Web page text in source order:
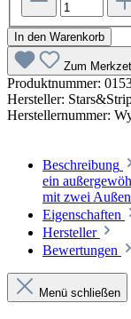
In den Warenkorb
Zum
Produktnummer:
Hersteller:
Herstellernummer:
Beschreibung
ein
mit zwei
Eigenschaften
Hersteller
Bewertungen
Menü schließen